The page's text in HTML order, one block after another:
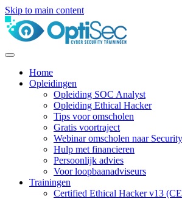
Skip to main content
Home
Opleidingen
Opleiding SOC Analyst
Opleiding Ethical Hacker
Tips voor omscholen
Gratis voortraject
Webinar omscholen naar Security
Hulp met financieren
Persoonlijk advies
Voor loopbaanadviseurs
Trainingen
Certified Ethical Hacker v13